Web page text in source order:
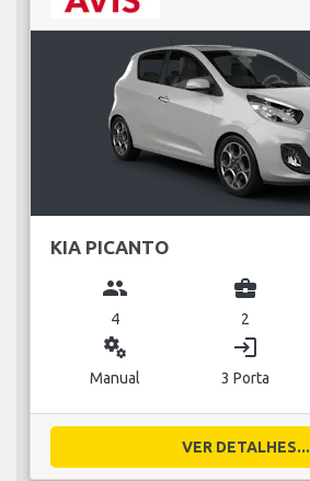
KIA PICANTO
group
4
business_center
2
miscellaneous_services
Manual
login
3 Porta
VER DETALHES...